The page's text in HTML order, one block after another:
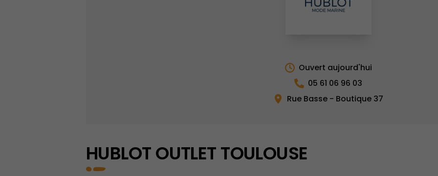
Ouvert aujourd'hui
05 61 06 96 03
Rue Basse - Boutique 37
HUBLOT OUTLET TOULOUSE